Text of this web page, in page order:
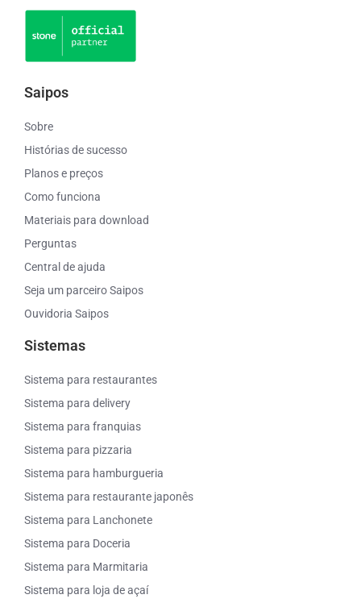
Saipos
Sobre
Histórias de sucesso
Planos e preços
Como funciona
Materiais para download
Perguntas
Central de ajuda
Seja um parceiro Saipos
Ouvidoria Saipos
Sistemas
Sistema para restaurantes
Sistema para delivery
Sistema para franquias
Sistema para pizzaria
Sistema para hamburgueria
Sistema para restaurante japonês
Sistema para Lanchonete
Sistema para Doceria
Sistema para Marmitaria
Sistema para loja de açaí